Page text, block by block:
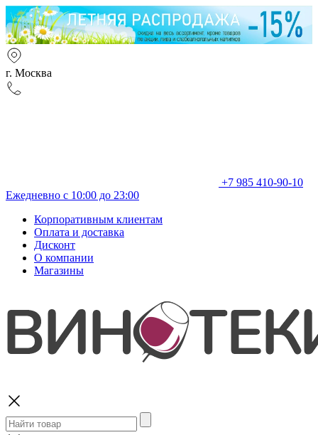
г. Москва
+7 985 410-90-10
Ежедневно с 10:00 до 23:00
Корпоративным клиентам
Оплата и доставка
Дисконт
О компании
Магазины